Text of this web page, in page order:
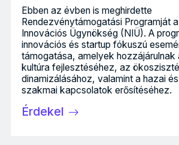
Ebben az évben is meghirdette
Rendezvénytámogatási Programját
Innovációs Ügynökség (NIÜ). A
innovációs és startup fókuszú
támogatása, amelyek hozzájárulnak
kultúra fejlesztéséhez, az
dinamizálásához, valamint a hazai
szakmai kapcsolatok erősítéséhez.
Érdekel